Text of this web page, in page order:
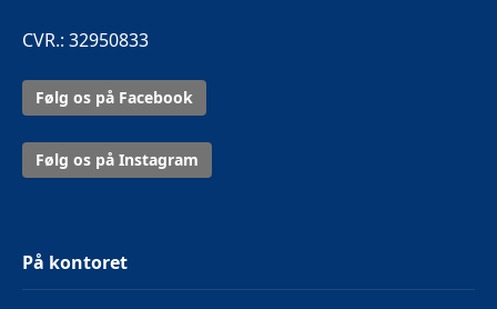
CVR.: 32950833
Følg os på Facebook
Følg os på Instagram
På kontoret